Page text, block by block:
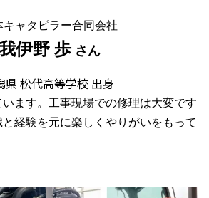
キャタピラー合同会社
伊野 歩 さん
県 松代高等学校 出身
ます。工事現場での修理は大変です
経験を元に楽しくやりがいをもって